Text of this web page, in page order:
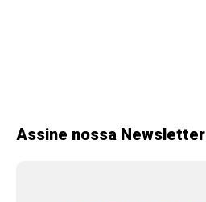
Assine nossa Newsletter